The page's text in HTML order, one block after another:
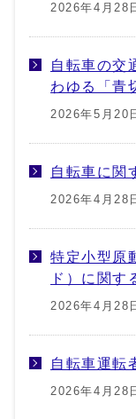
2026年4月28
自転車の交
わゆる「青
2026年5月20
自転車に関
2026年4月28
特定小型原
ド）に関す
2026年4月28
自転車運転
2026年4月28